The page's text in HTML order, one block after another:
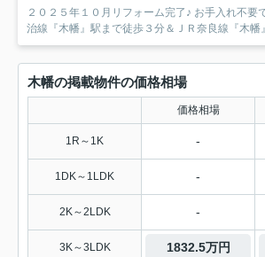
２０２５年１０月リフォーム完了♪ お手入れ不要
治線『木幡』駅まで徒歩３分＆ＪＲ奈良線『木幡
木幡の掲載物件の価格相場
価格相場
1R～1K -
1DK～1LDK -
2K～2LDK -
3K～3LDK 1832.5万円